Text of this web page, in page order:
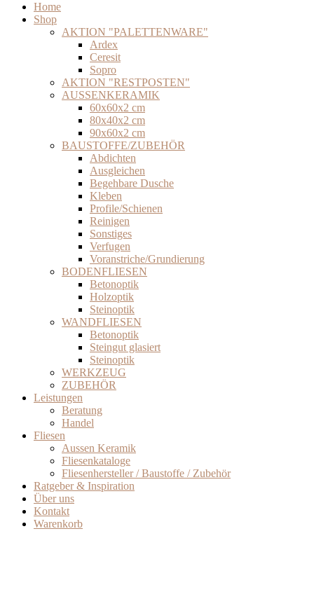
Home
Shop
AKTION "PALETTENWARE"
Ardex
Ceresit
Sopro
AKTION "RESTPOSTEN"
AUSSENKERAMIK
60x60x2 cm
80x40x2 cm
90x60x2 cm
BAUSTOFFE/ZUBEHÖR
Abdichten
Ausgleichen
Begehbare Dusche
Kleben
Profile/Schienen
Reinigen
Sonstiges
Verfugen
Voranstriche/Grundierung
BODENFLIESEN
Betonoptik
Holzoptik
Steinoptik
WANDFLIESEN
Betonoptik
Steingut glasiert
Steinoptik
WERKZEUG
ZUBEHÖR
Leistungen
Beratung
Handel
Fliesen
Aussen Keramik
Fliesenkataloge
Fliesenhersteller / Baustoffe / Zubehör
Ratgeber & Inspiration
Über uns
Kontakt
Warenkorb